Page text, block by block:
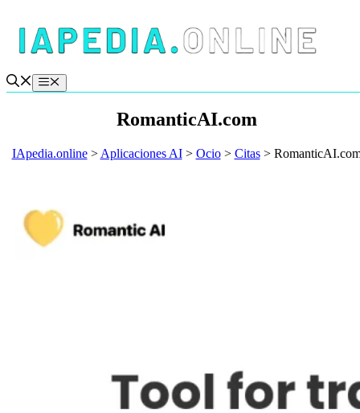
contenido
Menú
RomanticAI.com
IApedia.online> Aplicaciones AI> Ocio> Citas>